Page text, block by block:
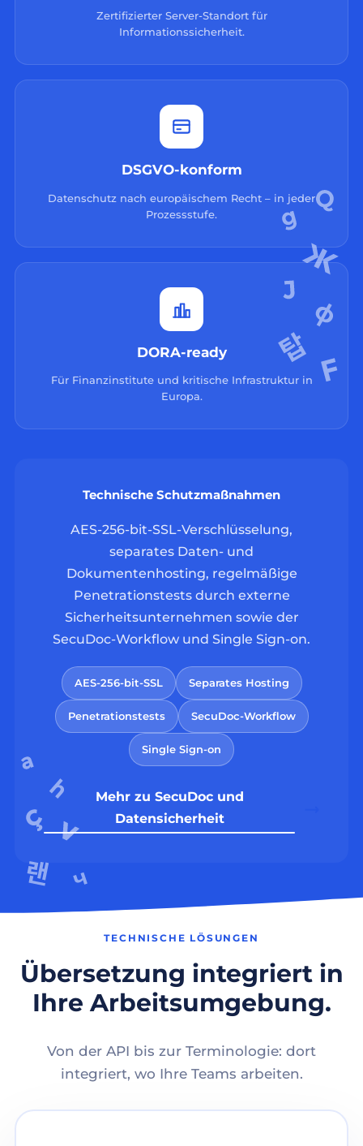
Zertifizierter Server-Standort für
Informationssicherheit.
DSGVO-konform
Datenschutz nach europäischem Recht – in jeder
Prozessstufe.
DORA-ready
Für Finanzinstitute und kritische Infrastruktur in
Europa.
Technische Schutzmaßnahmen
AES-256-bit-SSL-Verschlüsselung,
separates Daten- und
Dokumentenhosting, regelmäßige
Penetrationstests durch externe
Sicherheitsunternehmen sowie der
SecuDoc-Workflow und Single Sign-on.
AES-256-bit-SSL Separates Hosting
Penetrationstests SecuDoc-Workflow
Single Sign-on
Mehr zu SecuDoc und
Datensicherheit
TECHNISCHE LÖSUNGEN
Übersetzung integriert in
Ihre Arbeitsumgebung.
Von der API bis zur Terminologie: dort
integriert, wo Ihre Teams arbeiten.